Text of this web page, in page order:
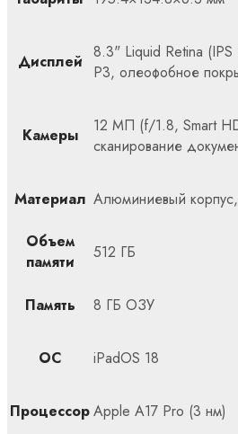
Дисплей 8.3" Liquid Retina
P3, олеофобное
Камеры
12 МП (f/1.8, Smart
сканирование
Материал Алюминиевый
Объем
памяти
512 ГБ
Память 8 ГБ ОЗУ
ОС iPadOS 18
ПроцессорApple A17 Pro (3 нм)